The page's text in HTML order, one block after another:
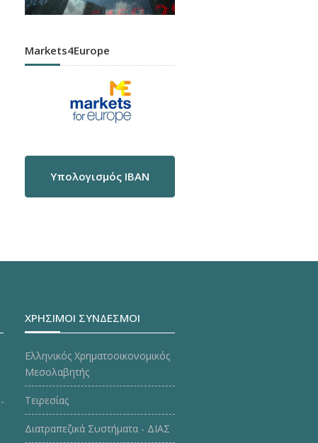
Markets4Europe
Υπολογισμός IBAN
ΧΡΗΣΙΜΟΙ ΣΥΝΔΕΣΜΟΙ
Ελληνικός Χρηματοοικονομικός
Μεσολαβητής
Τειρεσίας
Διατραπεζικά Συστήματα - ΔΙΑΣ